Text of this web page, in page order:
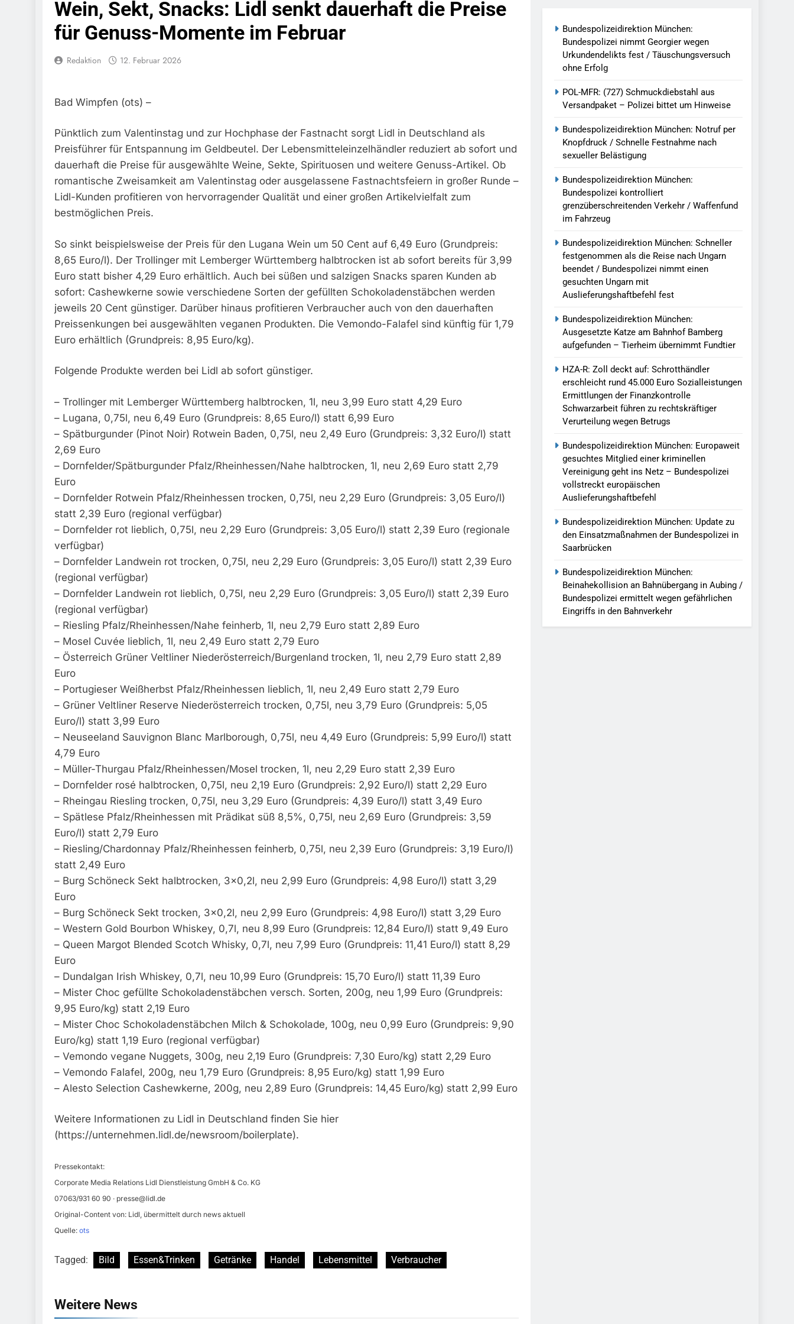
Bundespolizeidirektion München: Bundespolizei Kontrolliert Grenzüberschreitenden Verkehr / Waffenfund Im
Fahrzeug
7. August 2026
Bundespolizeidirektion München: Schneller Festgenommen Als Die Reise Nach Ungarn Beendet / Bundespolizei Nimmt
Bundespolizeidirektion München: Ausgesetzte Katze Am Bahnhof Bamberg Aufgefunden – Tierheim Übernimmt
HZA-R: Zoll Deckt Auf: Schrotthändler Erschleicht Rund 45.000 Euro Sozialleistungen Ermittlungen Der Finanzkontrolle
Schwarzarbeit Führen Zu Rechtskräftiger Verurteilung Wegen Betrugs
6. August 2026
Bundespolizeidirektion München: Europaweit Gesuchtes Mitglied Einer Kriminellen Vereinigung Geht Ins Netz –
Bundespolizei Vollstreckt Europäischen Auslieferungshaftbefehl
6. August 2026
Bundespolizeidirektion München: Update Zu Den Einsatzmaßnahmen Der Bundespolizei In Saarbrücken
Bundespolizeidirektion München: Beinahekollision An Bahnübergang In Aubing / Bundespolizei Ermittelt Wegen
Gefährlichen Eingriffs In Den Bahnverkehr
5. August 2026
Wein, Sekt, Snacks: Lidl senkt dauerhaft die Preise
für Genuss-Momente im Februar
Redaktion 12. Februar 2026
Bad Wimpfen (ots) –
Pünktlich zum Valentinstag und zur Hochphase der Fastnacht sorgt Lidl in Deutschland als
Preisführer für Entspannung im Geldbeutel. Der Lebensmitteleinzelhändler reduziert ab sofort und
dauerhaft die Preise für ausgewählte Weine, Sekte, Spirituosen und weitere Genuss-Artikel. Ob
romantische Zweisamkeit am Valentinstag oder ausgelassene Fastnachtsfeiern in großer Runde –
Lidl-Kunden profitieren von hervorragender Qualität und einer großen Artikelvielfalt zum
bestmöglichen Preis.
So sinkt beispielsweise der Preis für den Lugana Wein um 50 Cent auf 6,49 Euro (Grundpreis:
8,65 Euro/l). Der Trollinger mit Lemberger Württemberg halbtrocken ist ab sofort bereits für 3,99
Euro statt bisher 4,29 Euro erhältlich. Auch bei süßen und salzigen Snacks sparen Kunden ab
sofort: Cashewkerne sowie verschiedene Sorten der gefüllten Schokoladenstäbchen werden
jeweils 20 Cent günstiger. Darüber hinaus profitieren Verbraucher auch von den dauerhaften
Preissenkungen bei ausgewählten veganen Produkten. Die Vemondo-Falafel sind künftig für 1,79
Euro erhältlich (Grundpreis: 8,95 Euro/kg).
Folgende Produkte werden bei Lidl ab sofort günstiger.
– Trollinger mit Lemberger Württemberg halbtrocken, 1l, neu 3,99 Euro statt 4,29 Euro
– Lugana, 0,75l, neu 6,49 Euro (Grundpreis: 8,65 Euro/l) statt 6,99 Euro
– Spätburgunder (Pinot Noir) Rotwein Baden, 0,75l, neu 2,49 Euro (Grundpreis: 3,32 Euro/l) statt
2,69 Euro
– Dornfelder/Spätburgunder Pfalz/Rheinhessen/Nahe halbtrocken, 1l, neu 2,69 Euro statt 2,79
Euro
– Dornfelder Rotwein Pfalz/Rheinhessen trocken, 0,75l, neu 2,29 Euro (Grundpreis: 3,05 Euro/l)
statt 2,39 Euro (regional verfügbar)
– Dornfelder rot lieblich, 0,75l, neu 2,29 Euro (Grundpreis: 3,05 Euro/l) statt 2,39 Euro (regionale
verfügbar)
– Dornfelder Landwein rot trocken, 0,75l, neu 2,29 Euro (Grundpreis: 3,05 Euro/l) statt 2,39 Euro
(regional verfügbar)
– Dornfelder Landwein rot lieblich, 0,75l, neu 2,29 Euro (Grundpreis: 3,05 Euro/l) statt 2,39 Euro
(regional verfügbar)
– Riesling Pfalz/Rheinhessen/Nahe feinherb, 1l, neu 2,79 Euro statt 2,89 Euro
– Mosel Cuvée lieblich, 1l, neu 2,49 Euro statt 2,79 Euro
– Österreich Grüner Veltliner Niederösterreich/Burgenland trocken, 1l, neu 2,79 Euro statt 2,89
Euro
– Portugieser Weißherbst Pfalz/Rheinhessen lieblich, 1l, neu 2,49 Euro statt 2,79 Euro
– Grüner Veltliner Reserve Niederösterreich trocken, 0,75l, neu 3,79 Euro (Grundpreis: 5,05
Euro/l) statt 3,99 Euro
– Neuseeland Sauvignon Blanc Marlborough, 0,75l, neu 4,49 Euro (Grundpreis: 5,99 Euro/l) statt
4,79 Euro
– Müller-Thurgau Pfalz/Rheinhessen/Mosel trocken, 1l, neu 2,29 Euro statt 2,39 Euro
– Dornfelder rosé halbtrocken, 0,75l, neu 2,19 Euro (Grundpreis: 2,92 Euro/l) statt 2,29 Euro
– Rheingau Riesling trocken, 0,75l, neu 3,29 Euro (Grundpreis: 4,39 Euro/l) statt 3,49 Euro
– Spätlese Pfalz/Rheinhessen mit Prädikat süß 8,5%, 0,75l, neu 2,69 Euro (Grundpreis: 3,59
Euro/l) statt 2,79 Euro
– Riesling/Chardonnay Pfalz/Rheinhessen feinherb, 0,75l, neu 2,39 Euro (Grundpreis: 3,19 Euro/l)
statt 2,49 Euro
– Burg Schöneck Sekt halbtrocken, 3×0,2l, neu 2,99 Euro (Grundpreis: 4,98 Euro/l) statt 3,29
Euro
– Burg Schöneck Sekt trocken, 3×0,2l, neu 2,99 Euro (Grundpreis: 4,98 Euro/l) statt 3,29 Euro
– Western Gold Bourbon Whiskey, 0,7l, neu 8,99 Euro (Grundpreis: 12,84 Euro/l) statt 9,49 Euro
– Queen Margot Blended Scotch Whisky, 0,7l, neu 7,99 Euro (Grundpreis: 11,41 Euro/l) statt 8,29
Euro
– Dundalgan Irish Whiskey, 0,7l, neu 10,99 Euro (Grundpreis: 15,70 Euro/l) statt 11,39 Euro
– Mister Choc gefüllte Schokoladenstäbchen versch. Sorten, 200g, neu 1,99 Euro (Grundpreis:
9,95 Euro/kg) statt 2,19 Euro
– Mister Choc Schokoladenstäbchen Milch & Schokolade, 100g, neu 0,99 Euro (Grundpreis: 9,90
Euro/kg) statt 1,19 Euro (regional verfügbar)
– Vemondo vegane Nuggets, 300g, neu 2,19 Euro (Grundpreis: 7,30 Euro/kg) statt 2,29 Euro
– Vemondo Falafel, 200g, neu 1,79 Euro (Grundpreis: 8,95 Euro/kg) statt 1,99 Euro
– Alesto Selection Cashewkerne, 200g, neu 2,89 Euro (Grundpreis: 14,45 Euro/kg) statt 2,99 Euro
Weitere Informationen zu Lidl in Deutschland finden Sie hier
(https://unternehmen.lidl.de/newsroom/boilerplate).
Pressekontakt:
Corporate Media Relations Lidl Dienstleistung GmbH & Co. KG
07063/931 60 90 · presse@lidl.de
Original-Content von: Lidl, übermittelt durch news aktuell
Quelle: ots
Tagged: Bild Essen&Trinken Getränke Handel Lebensmittel Verbraucher
Weitere News
Bundespolizeidirektion München:
Bundespolizei nimmt Georgier wegen
Urkundendelikts fest / Täuschungsversuch
ohne Erfolg
POL-MFR: (727) Schmuckdiebstahl aus
Versandpaket – Polizei bittet um Hinweise
Bundespolizeidirektion München: Notruf per
Knopfdruck / Schnelle Festnahme nach
sexueller Belästigung
Bundespolizeidirektion München:
Bundespolizei kontrolliert
grenzüberschreitenden Verkehr / Waffenfund
im Fahrzeug
Bundespolizeidirektion München: Schneller
festgenommen als die Reise nach Ungarn
beendet / Bundespolizei nimmt einen
gesuchten Ungarn mit
Auslieferungshaftbefehl fest
Bundespolizeidirektion München:
Ausgesetzte Katze am Bahnhof Bamberg
aufgefunden – Tierheim übernimmt Fundtier
HZA-R: Zoll deckt auf: Schrotthändler
erschleicht rund 45.000 Euro Sozialleistungen
Ermittlungen der Finanzkontrolle
Schwarzarbeit führen zu rechtskräftiger
Verurteilung wegen Betrugs
Bundespolizeidirektion München: Europaweit
gesuchtes Mitglied einer kriminellen
Vereinigung geht ins Netz – Bundespolizei
vollstreckt europäischen
Auslieferungshaftbefehl
Bundespolizeidirektion München: Update zu
den Einsatzmaßnahmen der Bundespolizei in
Saarbrücken
Bundespolizeidirektion München:
Beinahekollision an Bahnübergang in Aubing /
Bundespolizei ermittelt wegen gefährlichen
Eingriffs in den Bahnverkehr